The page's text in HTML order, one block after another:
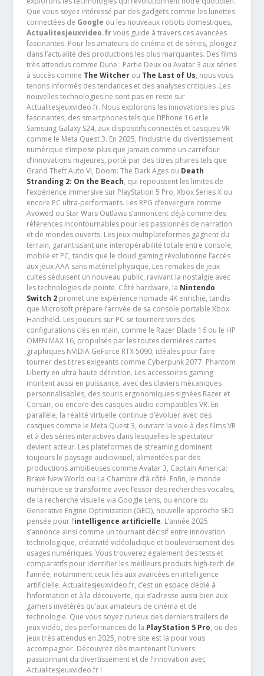
Que vous soyez intéressé par des gadgets comme les lunettes
connectées de Google ou les nouveaux robots domestiques,
Actualitesjeuxvideo.frvous guide à travers ces avancées
fascinantes. Pour les amateurs de cinéma et de séries, plongez
dans l’actualité des productions les plus marquantes. Des films
très attendus comme Dune : Partie Deux ou Avatar 3 aux séries
à succès comme The Witcherou The Last of Us, nous vous
tenons informés des tendances et des analyses critiques .Les
nouvelles technologies ne sont pas en reste sur
Actualitesjeuxvideo.fr. Nous explorons les innovations les plus
fascinantes, des smartphones tels que l’iPhone 16 et le
Samsung Galaxy S24, aux dispositifs connectés et casques VR
comme le Meta Quest 3. En 2025, l’industrie du divertissement
numérique s’impose plus que jamais comme un carrefour
d’innovations majeures, porté par des titres phares tels que
Grand Theft Auto VI, Doom: The Dark Ages ou Death
Stranding 2: On the Beach, qui repoussent les limites de
l’expérience immersive sur PlayStation 5 Pro, Xbox Series X ou
encore PC ultra-performants. Les RPG d’envergure comme
Avowed ou Star Wars Outlaws s’annoncent déjà comme des
références incontournables pour les passionnés de narration
et de mondes ouverts. Les jeux multiplateformes gagnent du
terrain, garantissant une interopérabilité totale entre console,
mobile et PC, tandis que le cloud gaming révolutionne l’accès
aux jeux AAA sans matériel physique. Les remakes de jeux
cultes séduisent un nouveau public, ravivant la nostalgie avec
les technologies de pointe. Côté hardware, la Nintendo
Switch 2promet une expérience nomade 4K enrichie, tandis
que Microsoft prépare l’arrivée de sa console portable Xbox
Handheld. Les joueurs sur PC se tournent vers des
configurations clés en main, comme le Razer Blade 16 ou le HP
OMEN MAX 16, propulsés par les toutes dernières cartes
graphiques NVIDIA GeForce RTX 5090, idéales pour faire
tourner des titres exigeants comme Cyberpunk 2077: Phantom
Liberty en ultra haute définition. Les accessoires gaming
montent aussi en puissance, avec des claviers mécaniques
personnalisables, des souris ergonomiques signées Razer et
Corsair, ou encore des casques audio compatibles VR. En
parallèle, la réalité virtuelle continue d’évoluer avec des
casques comme le Meta Quest 3, ouvrant la voie à des films VR
et à des séries interactives dans lesquelles le spectateur
devient acteur. Les plateformes de streaming dominent
toujours le paysage audiovisuel, alimentées par des
productions ambitieuses comme Avatar 3, Captain America:
Brave New World ou La Chambre d’à côté. Enfin, le monde
numérique se transforme avec l’essor des recherches vocales,
de la recherche visuelle via Google Lens, ou encore du
Generative Engine Optimization (GEO), nouvelle approche SEO
pensée pour l’intelligence artificielle. L’année 2025
s’annonce ainsi comme un tournant décisif entre innovation
technologique, créativité vidéoludique et bouleversement des
usages numériques. Vous trouverez également des tests et
comparatifs pour identifier les meilleurs produits high-tech de
l’année, notamment ceux liés aux avancées en intelligence
artificielle. Actualitesjeuxvideo.fr, c’est un espace dédié à
l’information et à la découverte, qui s’adresse aussi bien aux
gamers invétérés qu’aux amateurs de cinéma et de
technologie. Que vous soyez curieux des derniers trailers de
jeux vidéo, des performances de la PlayStation 5 Pro, ou des
jeux très attendus en 2025, notre site est là pour vous
accompagner. Découvrez dès maintenant l’univers
passionnant du divertissement et de l’innovation avec
Actualitesjeuxvideo.fr !